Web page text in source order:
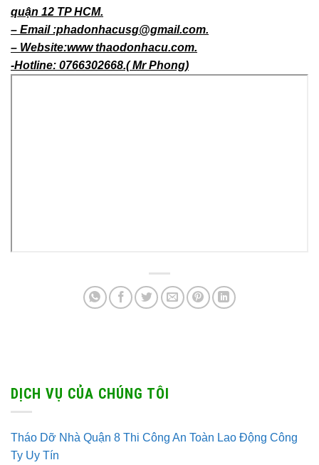
quận 12 TP HCM.
– Email :phadonhacusg@gmail.com.
– Website:www thaodonhacu.com.
-Hotline: 0766302668.( Mr Phong)
DỊCH VỤ CỦA CHÚNG TÔI
Tháo Dỡ Nhà Quận 8 Thi Công An Toàn Lao Động Công
Ty Uy Tín